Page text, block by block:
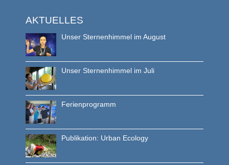
AKTUELLES
Unser Sternenhimmel im August
Unser Sternenhimmel im Juli
Ferienprogramm
Publikation: Urban Ecology